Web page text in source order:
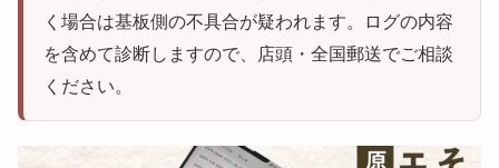
く場合は基板側の不具合が疑われます。ログの内容
を含めて診断しますので、店頭・全国郵送でご相談
ください。